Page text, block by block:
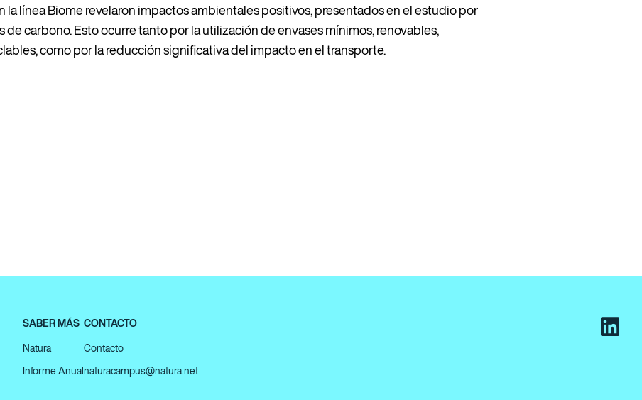
la línea Biome revelaron impactos ambientales positivos, presentados en el estudio por
de carbono. Esto ocurre tanto por la utilización de envases mínimos, renovables,
como por la reducción significativa del impacto en el transporte.
SABER MÁS
Natura
Informe Anual
CONTACTO
Contacto
naturacampus@natura.net